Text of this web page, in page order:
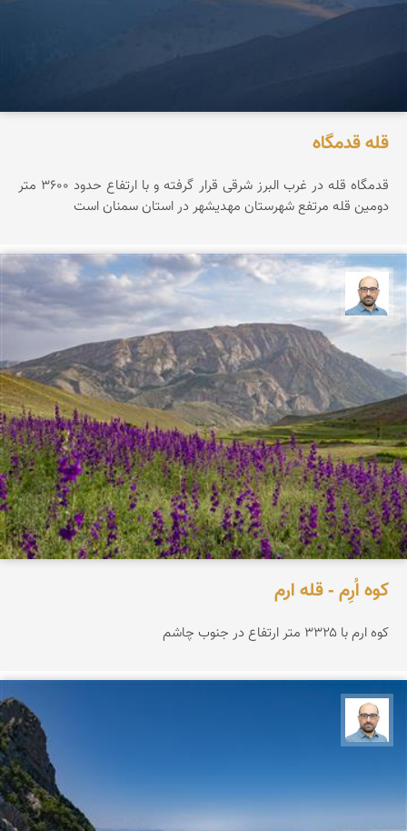
قله قدمگاه
قدمگاه قله در غرب البرز شرقی قرار گرفته و با ارتفاع حدود ۳۶0۰ متر
دومین قله مرتفع شهرستان مهدیشهر در استان سمنان است
کوه اُرِم - قله ارم
کوه ارم با ۳۳۲۵ متر ارتفاع در جنوب چاشم